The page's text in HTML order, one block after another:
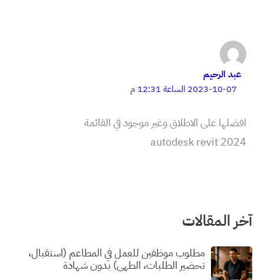
عبد الرحيم
2023-10-07 الساعة 12:31 م
افضلها على الاطلاق وغير موجود في القائمة
autodesk revit 2024
آخر المقالات
مطلوب موظفين للعمل في المطاعم (استقبال،
تحضير الطلبات، الطهي) بدون شهادة